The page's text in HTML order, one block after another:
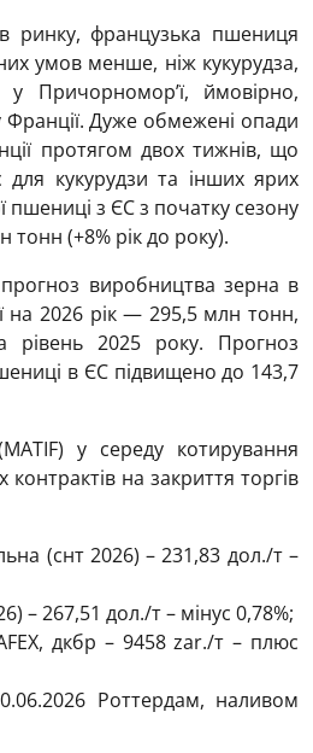
ринку, французька пшениця
умов менше, ніж кукурудза,
у Причорномор’ї, ймовірно,
Дуже обмежені опади
протягом двох тижнів, що
кукурудзи та інших ярих
пшениці з ЄС з початку сезону
тонн (+8% рік до року).
прогноз виробництва зерна в
на 2026 рік — 295,5 млн тонн,
2025 року. Прогноз
в ЄС підвищено до 143,7
у середу котирування
на закриття торгів
(снт 2026) – 231,83 дол./т –
– 267,51 дол./т – мінус 0,78%;
дкбр – 9458 zar./т – плюс
Роттердам, наливом